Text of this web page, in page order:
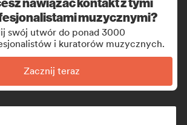
muzycznymi?
swój utwór do ponad 3000
i kuratorów muzycznych.
Zacznij teraz